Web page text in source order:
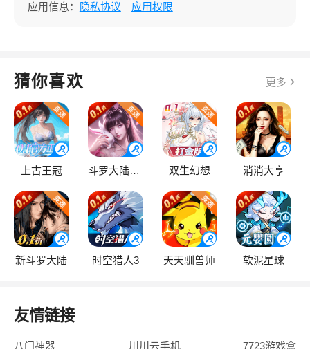
应用信息：
隐私协议 应用权限
猜你喜欢 更多
上古王冠 斗罗大陆：逆转时空 双生幻想 消消大亨
新斗罗大陆 时空猎人3 天天驯兽师 软泥星球
友情链接
八门神器 川川云手机 7723游戏盒